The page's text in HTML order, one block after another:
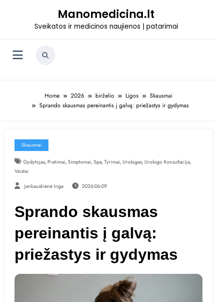
Manomedicina.lt
Sveikatos ir medicinos naujienos | patarimai
Home 2026 birželio Ligos
Skausmai
Sprando skausmas pereinantis į galvą: priežastys ir gydymas
Skausmai
Gydytojas, Pratimai, Simptomai, Spa, Tyrimai, Urologas, Urologo Konsultacija,
Vaistai
Jankauskienė Inga 2026-06-09
Sprando skausmas
pereinantis į galvą:
priežastys ir gydymas